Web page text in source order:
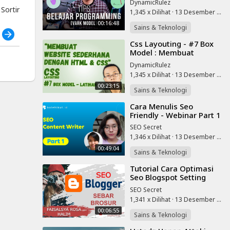
00:16:48
DynamicRulez
1,345 x Dilihat · 13 Desember 2022
Sains & Teknologi
00:23:15
⁣Css Layouting - #7 Box
Model : Membuat
Website Sederhana
DynamicRulez
1,345 x Dilihat · 13 Desember 2022
Sains & Teknologi
00:49:04
⁣Cara Menulis Seo
Friendly - Webinar Part 1
SEO Secret
1,346 x Dilihat · 13 Desember 2022
Sains & Teknologi
00:06:55
⁣Tutorial Cara Optimasi
Seo Blogspot Setting
Robot Txt - Tag Tajuk
Robot Terbaru Part Vi
SEO Secret
1,341 x Dilihat · 13 Desember 2022
Sains & Teknologi
Sortir